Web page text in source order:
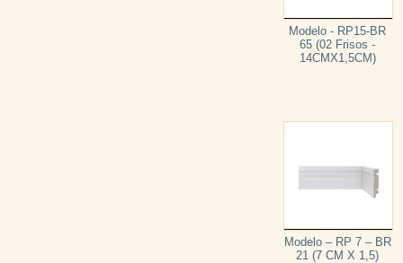
Modelo - RP15-BR
65 (02 Frisos -
14CMX1,5CM)
Modelo – RP 7 – BR
21 (7 CM X 1,5)